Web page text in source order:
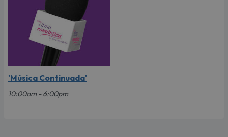
'Música Continuada'
10:00am - 6:00pm